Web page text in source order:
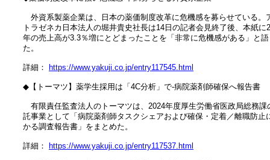
外資系製薬企業は、日本の薬価制度改革に危機感を募らせている。
トラゼネカ日本法人の堀井貴史社長は14日の記者会見終了後、本紙に
年の売上高が3.3％増にとどまったことを「非常に危機感がある」と
た。
詳細： https://www.yakuji.co.jp/entry117545.html
◆【トーマツ】薬学生採用は「4C分析」で‐病院薬剤師確保へ報告書
有限責任監査法人のトーマツは、2024年度厚生労働省医政局総務課
託事業として「病院薬剤師タスクシェアおよび確保・定着／離職防止
かる調査報告書」をまとめた。
詳細： https://www.yakuji.co.jp/entry117537.html